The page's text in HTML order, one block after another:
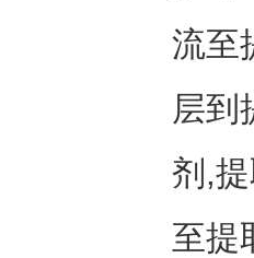
流至
层到
剂,
至提